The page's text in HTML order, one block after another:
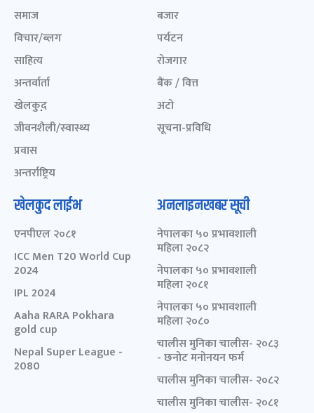
समाज
विचार/ब्लग
साहित्य
अन्तर्वार्ता
खेलकुद़़
जीवनशैली/स्वास्थ्य
प्रवास
अन्तर्राष्ट्रिय
बजार
पर्यटन
रोजगार
बैंक / वित्त
अटो
सूचना-प्रविधि
खेलकुद लाईभ
एनपीएल २०८१
ICC Men T20 World Cup
2024
IPL 2024
Aaha RARA Pokhara
gold cup
Nepal Super League -
2080
अनलाइनखबर सूची
नेपालका ५० प्रभावशाली
महिला २०८२
नेपालका ५० प्रभावशाली
महिला २०८१
नेपालका ५० प्रभावशाली
महिला २०८०
चालीस मुनिका चालीस- २०८३
- छनोट मनोनयन फर्म
चालीस मुनिका चालीस- २०८२
चालीस मुनिका चालीस- २०८१